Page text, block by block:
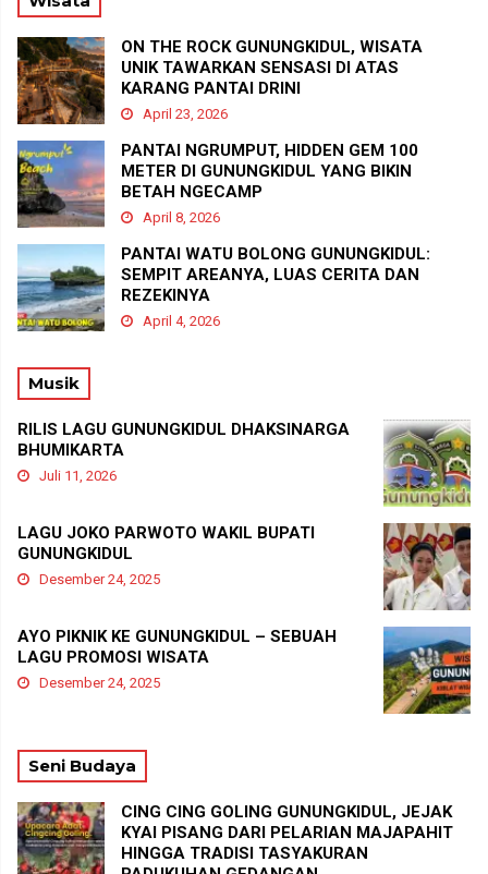
ON THE ROCK GUNUNGKIDUL, WISATA
UNIK TAWARKAN SENSASI DI ATAS
KARANG PANTAI DRINI
April 23, 2026
PANTAI NGRUMPUT, HIDDEN GEM 100
METER DI GUNUNGKIDUL YANG BIKIN
BETAH NGECAMP
April 8, 2026
PANTAI WATU BOLONG GUNUNGKIDUL:
SEMPIT AREANYA, LUAS CERITA DAN
REZEKINYA
April 4, 2026
Musik
RILIS LAGU GUNUNGKIDUL DHAKSINARGA
BHUMIKARTA
Juli 11, 2026
LAGU JOKO PARWOTO WAKIL BUPATI
GUNUNGKIDUL
Desember 24, 2025
AYO PIKNIK KE GUNUNGKIDUL – SEBUAH
LAGU PROMOSI WISATA
Desember 24, 2025
Seni Budaya
CING CING GOLING GUNUNGKIDUL, JEJAK
KYAI PISANG DARI PELARIAN MAJAPAHIT
HINGGA TRADISI TASYAKURAN